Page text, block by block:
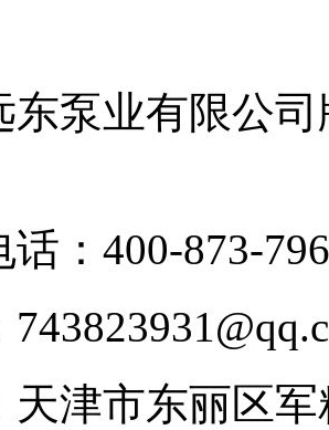
东泵业有限
话：400-873-
天津市东丽区